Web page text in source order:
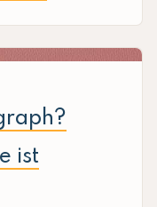
ist